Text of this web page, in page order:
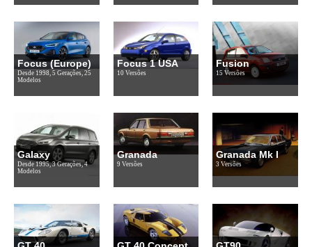
Focus (Europe)
Desde 1998, 5 Gerações, 25
Modelos
Focus 1 USA
10 Versões
Fusion
15 Versões
Galaxy
Desde 1995, 3 Gerações, 4
Modelos
Granada
9 Versões
Granada Mk I
3 Versões